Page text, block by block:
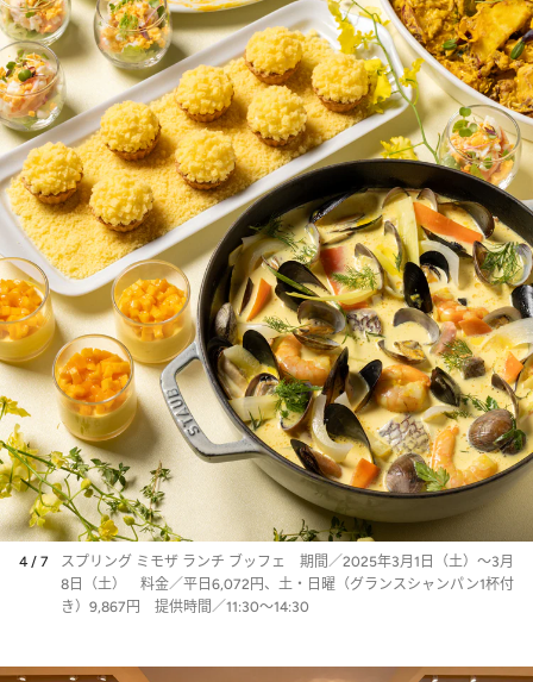
4 / 7
スプリング ミモザ ランチ ブッフェ 期間／2025年3月1日（土）～3月
8日（土） 料金／平日6,072円、土・日曜（グランスシャンパン1杯付
き）9,867円 提供時間／11:30～14:30